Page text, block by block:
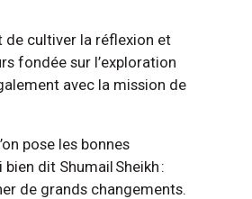
de cultiver la réflexion et
fondée sur l’exploration
avec la mission de
pose les bonnes
dit Shumail Sheikh :
de grands changements.